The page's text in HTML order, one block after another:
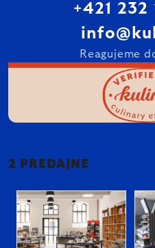
+421 232
Reagujeme
2 PREDAJNE